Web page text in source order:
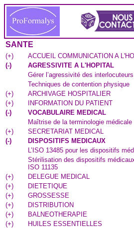
SANTE
(+)
ACCUEIL COMMUNICATION A
(-)
AGRESSIVITE A L'HOPITAL
Gérer l’agressivité des interlocuteurs
Techniques de contention physique
(+)
ARCHIVAGE HOSPITALIER
(+)
INFORMATION DU PATIENT
(-)
VOCABULAIRE MEDICAL
Maîtrise de la terminologie médicale
(+)
SECRETARIAT MEDICAL
(-)
DISPOSITIFS MEDICAUX
L’ISO 13485 pour les dispositifs
Stérilisation des dispositifs
ISO 11135
(+)
DELEGUE MEDICAL
(+)
DIETETIQUE
(+)
GROSSESSE
(+)
DISTRIBUTION
(+)
BALNEOTHERAPIE
(+)
HUILES ESSENTIELLES